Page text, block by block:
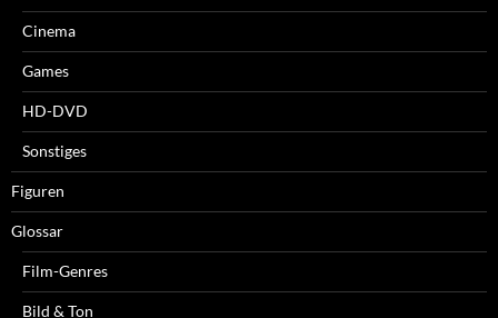
Cinema
Games
HD-DVD
Sonstiges
Figuren
Glossar
Film-Genres
Bild & Ton